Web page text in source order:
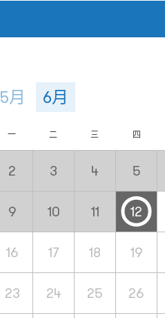
5月 6月
一 二 三 四
2 3 4 5
9 10 11 12
16 17 18 19
23 24 25 26